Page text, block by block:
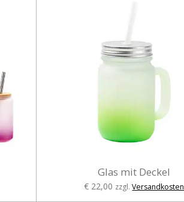
Glas mit Deckel
€ 22,00 zzgl.Versandkosten